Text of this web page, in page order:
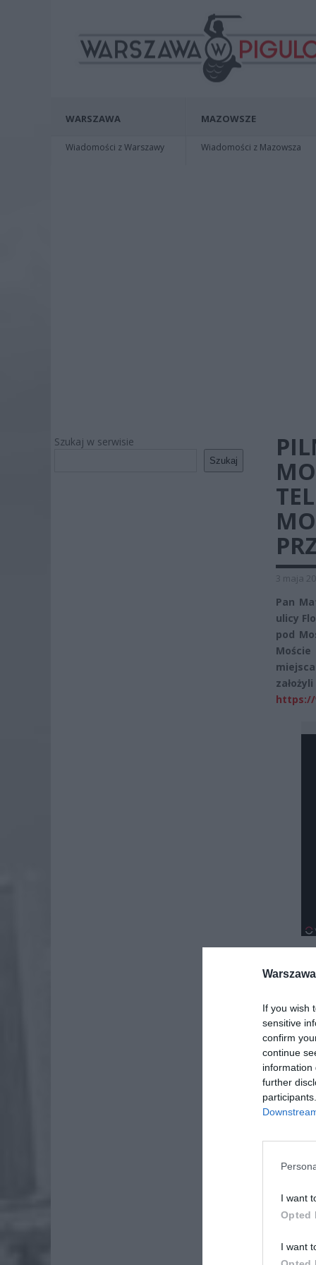
If you wish
sensitive
confirm
continue
information
further
I want
Opted
I want
WARSZAWA
Wiadomości z Warszawy
MAZOWSZE
Wiadomości z Mazowsza
Szukaj w serwisie
Szukaj
3 maja
Pan
ulicy
pod
https://